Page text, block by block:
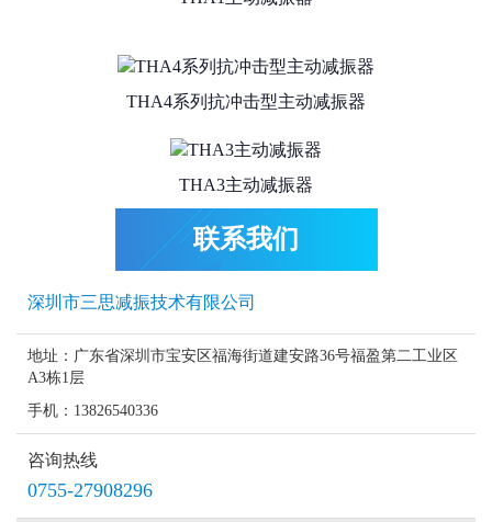
THA4系列抗冲击型主动减振器
THA3主动减振器
THA1/THA2钢弹簧主动减振器系列
联系我们
深圳市三思减振技术有限公司
地址：广东省深圳市宝安区福海街道建安路36号福盈第二工业区
A3栋1层
手机：13826540336
咨询热线
0755-27908296